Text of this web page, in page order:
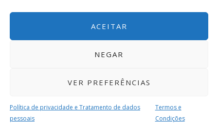
ACEITAR
NEGAR
VER PREFERÊNCIAS
Política de privacidade e Tratamento de dados
pessoais
Termos e
Condições